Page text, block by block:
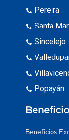
Pereira
Santa
Sincelejo
Popayán
Beneficios